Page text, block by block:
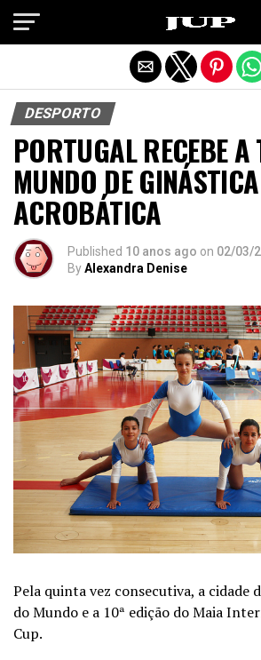
DESPORTO
PORTUGAL RECEBE
MUNDO DE GINÁSTICA
ACROBÁTICA
Published 10 anos ago on 02/03/
ByAlexandra Denise
Pela quinta vez consecutiva, a cidade
do Mundo e a 10ª edição do Maia
Cup.
Exit mobile version